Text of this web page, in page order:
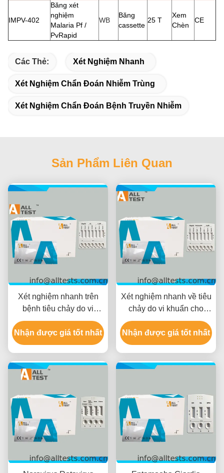
IMPV-402
Băng xét
nghiệm
Malaria Pf /
PvRapid
WB
Băng
cassette
25 T
Xem
Chèn
CE
Các Thẻ: Xét Nghiệm Nhanh
Xét Nghiệm Chẩn Đoán Nhiễm Trùng
Xét Nghiệm Chẩn Đoán Bệnh Truyền Nhiễm
Sản Phẩm Liên Quan
Xét nghiệm nhanh trên
bệnh tiêu chảy do vi
khuẩn cho
Shigella/Cholerae/C.diff
với thời gian đọc 10 phút,
chính xác cao
Nhận được giá tốt nhất
Xét nghiệm nhanh về tiêu
chảy do vi khuẩn cho
Shigella/Salmonella/C.diff
với kết quả nhanh trong
10 phút, chính xác cao và
Nhận được giá tốt nhất